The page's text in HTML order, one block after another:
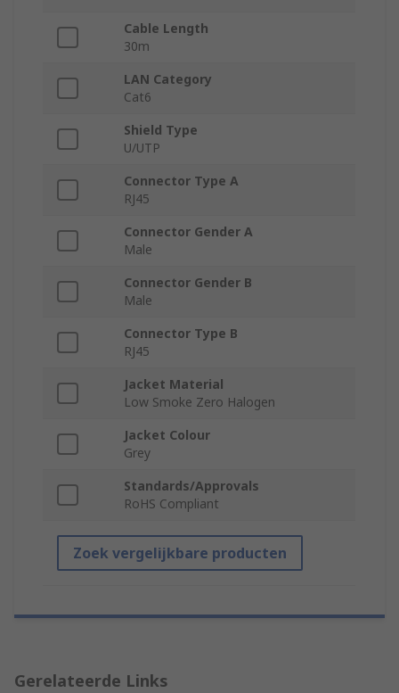
Cable Length
30m
LAN Category
Cat6
Shield Type
U/UTP
Connector Type A
RJ45
Connector Gender A
Male
Connector Gender B
Male
Connector Type B
RJ45
Jacket Material
Low Smoke Zero Halogen
Jacket Colour
Grey
Standards/Approvals
RoHS Compliant
Zoek vergelijkbare producten
Gerelateerde Links